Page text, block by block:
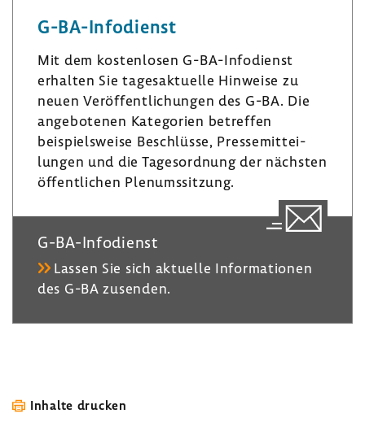
d
n
­
r
a
m
k
G-​BA-Infodienst
Mit dem kosten­losen G-​BA-Infodienst
erhalten Sie tages­ak­tu­elle Hinweise zu
neuen Veröf­fent­li­chungen des G-BA. Die
ange­bo­tenen Kate­go­rien betreffen
beispiels­weise Beschlüsse, Pres­se­mit­tei­
lungen und die Tages­ord­nung der nächsten
öffent­li­chen Plenumssit­zung.
G-​BA-Infodienst
Lassen Sie sich aktu­elle Infor­ma­tionen
des G-BA zusenden.
Inhalte drucken